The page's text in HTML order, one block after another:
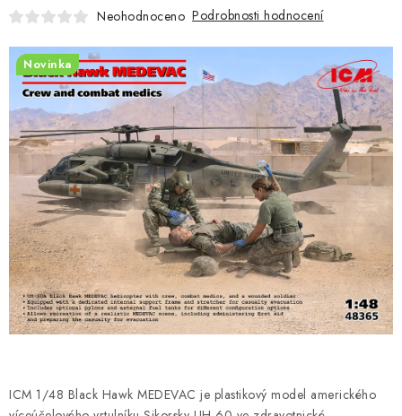
PLASTIKOVÉ MODELY
DOPLŇKY K MODELŮM
BARVY A POMŮCKY
PUBLIKACE
SKY RIDERS COFFEE
DÁRKOVÉ POUKAZY
O nás Moje objednávka Kontakty
Doprava a platba
ICM 1/48 Black Hawk MEDEVAC je plastikový model amerického
Neohodnoceno Podrobnosti hodnocení
Novinka